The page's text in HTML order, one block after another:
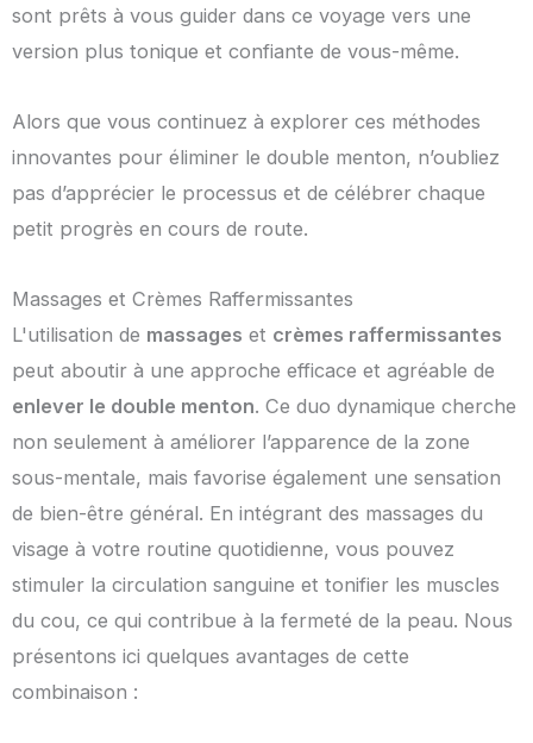
sont prêts à vous guider dans ce voyage vers une
version plus tonique et confiante de vous-même.
Alors que vous continuez à explorer ces méthodes
innovantes pour éliminer le double menton, n’oubliez
pas d’apprécier le processus et de célébrer chaque
petit progrès en cours de route.
Massages et Crèmes Raffermissantes
L'utilisation de massages et crèmes raffermissantes
peut aboutir à une approche efficace et agréable de
enlever le double menton. Ce duo dynamique cherche
non seulement à améliorer l’apparence de la zone
sous-mentale, mais favorise également une sensation
de bien-être général. En intégrant des massages du
visage à votre routine quotidienne, vous pouvez
stimuler la circulation sanguine et tonifier les muscles
du cou, ce qui contribue à la fermeté de la peau. Nous
présentons ici quelques avantages de cette
combinaison :